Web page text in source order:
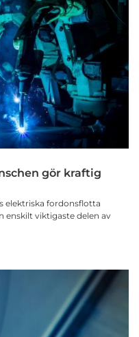
gör kraftig
elektriska fordonsflotta
enskilt viktigaste delen av